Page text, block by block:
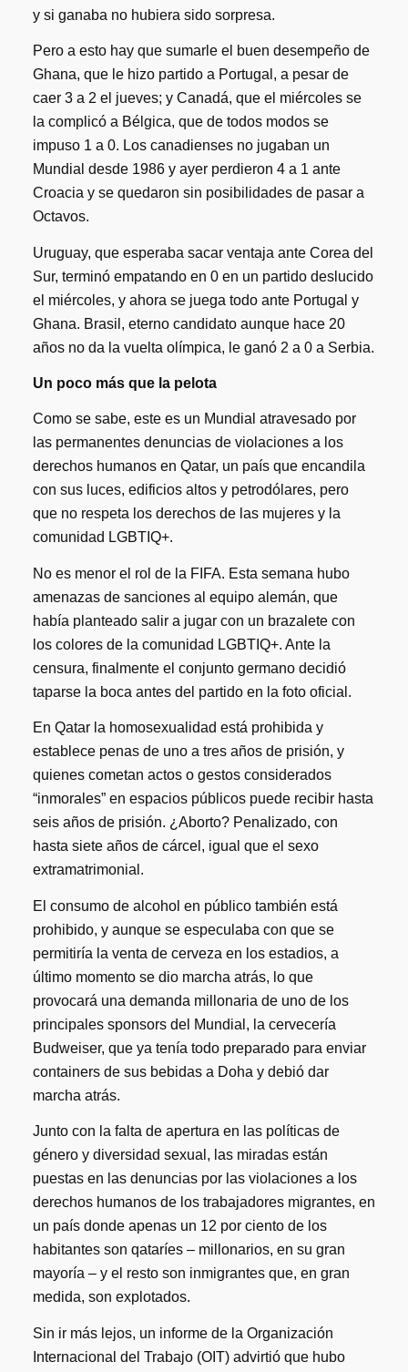
y si ganaba no hubiera sido sorpresa.
Pero a esto hay que sumarle el buen desempeño de
Ghana, que le hizo partido a Portugal, a pesar de
caer 3 a 2 el jueves; y Canadá, que el miércoles se
la complicó a Bélgica, que de todos modos se
impuso 1 a 0. Los canadienses no jugaban un
Mundial desde 1986 y ayer perdieron 4 a 1 ante
Croacia y se quedaron sin posibilidades de pasar a
Octavos.
Uruguay, que esperaba sacar ventaja ante Corea del
Sur, terminó empatando en 0 en un partido deslucido
el miércoles, y ahora se juega todo ante Portugal y
Ghana. Brasil, eterno candidato aunque hace 20
años no da la vuelta olímpica, le ganó 2 a 0 a Serbia.
Un poco más que la pelota
Como se sabe, este es un Mundial atravesado por
las permanentes denuncias de violaciones a los
derechos humanos en Qatar, un país que encandila
con sus luces, edificios altos y petrodólares, pero
que no respeta los derechos de las mujeres y la
comunidad LGBTIQ+.
No es menor el rol de la FIFA. Esta semana hubo
amenazas de sanciones al equipo alemán, que
había planteado salir a jugar con un brazalete con
los colores de la comunidad LGBTIQ+. Ante la
censura, finalmente el conjunto germano decidió
taparse la boca antes del partido en la foto oficial.
En Qatar la homosexualidad está prohibida y
establece penas de uno a tres años de prisión, y
quienes cometan actos o gestos considerados
“inmorales” en espacios públicos puede recibir hasta
seis años de prisión. ¿Aborto? Penalizado, con
hasta siete años de cárcel, igual que el sexo
extramatrimonial.
El consumo de alcohol en público también está
prohibido, y aunque se especulaba con que se
permitiría la venta de cerveza en los estadios, a
último momento se dio marcha atrás, lo que
provocará una demanda millonaria de uno de los
principales sponsors del Mundial, la cervecería
Budweiser, que ya tenía todo preparado para enviar
containers de sus bebidas a Doha y debió dar
marcha atrás.
Junto con la falta de apertura en las políticas de
género y diversidad sexual, las miradas están
puestas en las denuncias por las violaciones a los
derechos humanos de los trabajadores migrantes, en
un país donde apenas un 12 por ciento de los
habitantes son qataríes – millonarios, en su gran
mayoría – y el resto son inmigrantes que, en gran
medida, son explotados.
Sin ir más lejos, un informe de la Organización
Internacional del Trabajo (OIT) advirtió que hubo